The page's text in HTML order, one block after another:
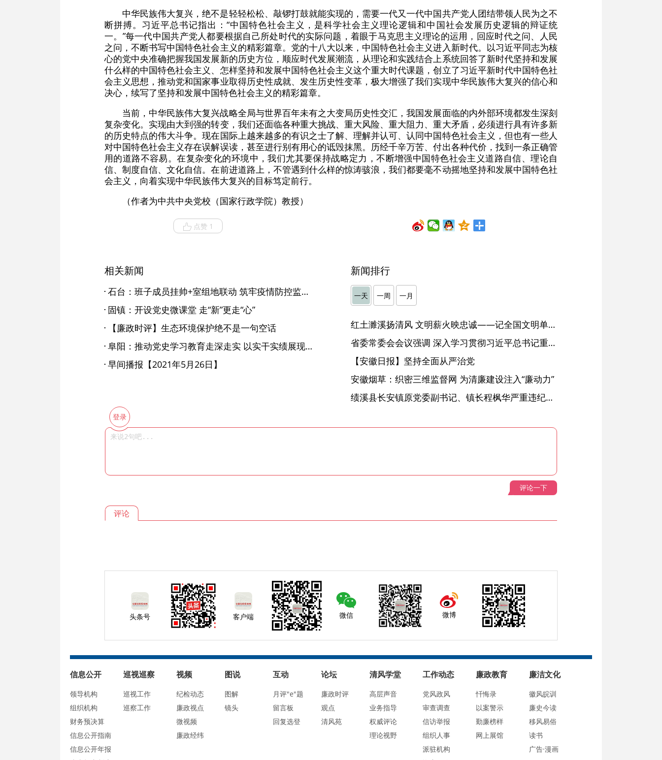
中华民族伟大复兴，绝不是轻轻松松、敲锣打鼓就能实现的，需要一代又一代中国共产党人团结带领人民为之不
断拼搏。习近平总书记指出：“中国特色社会主义，是科学社会主义理论逻辑和中国社会发展历史逻辑的辩证统
一。”每一代中国共产党人都要根据自己所处时代的实际问题，着眼于马克思主义理论的运用，回应时代之问、人民
之问，不断书写中国特色社会主义的精彩篇章。党的十八大以来，中国特色社会主义进入新时代。以习近平同志为核
心的党中央准确把握我国发展新的历史方位，顺应时代发展潮流，从理论和实践结合上系统回答了新时代坚持和发展
什么样的中国特色社会主义、怎样坚持和发展中国特色社会主义这个重大时代课题，创立了习近平新时代中国特色社
会主义思想，推动党和国家事业取得历史性成就、发生历史性变革，极大增强了我们实现中华民族伟大复兴的信心和
决心，续写了坚持和发展中国特色社会主义的精彩篇章。
当前，中华民族伟大复兴战略全局与世界百年未有之大变局历史性交汇，我国发展面临的内外部环境都发生深刻
复杂变化。实现由大到强的转变，我们还面临各种重大挑战、重大风险、重大阻力、重大矛盾，必须进行具有许多新
的历史特点的伟大斗争。现在国际上越来越多的有识之士了解、理解并认可、认同中国特色社会主义，但也有一些人
对中国特色社会主义存在误解误读，甚至进行别有用心的诋毁抹黑。历经千辛万苦、付出各种代价，找到一条正确管
用的道路不容易。在复杂变化的环境中，我们尤其要保持战略定力，不断增强中国特色社会主义道路自信、理论自
信、制度自信、文化自信。在前进道路上，不管遇到什么样的惊涛骇浪，我们都要毫不动摇地坚持和发展中国特色社
会主义，向着实现中华民族伟大复兴的目标笃定前行。
（作者为中共中央党校（国家行政学院）教授）
点赞 1
相关新闻
石台：班子成员挂帅+室组地联动 筑牢疫情防控监督网
固镇：开设党史微课堂 走“新”更走“心”
【廉政时评】生态环境保护绝不是一句空话
阜阳：推动党史学习教育走深走实 以实干实绩展现更大作为
早间播报【2021年5月26日】
新闻排行
一天 一周 一月
红土濉溪扬清风 文明薪火映忠诚——记全国文明单位、安徽省濉溪县纪委监委
省委常委会会议强调 深入学习贯彻习近平总书记重要讲话精神 以高质量党建引领高质量发展 梁言顺主持并讲话
【安徽日报】坚持全面从严治党
安徽烟草：织密三维监督网 为清廉建设注入“廉动力”
绩溪县长安镇原党委副书记、镇长程枫华严重违纪违法被开除党籍和公职
登录
评论一下
评论
头条号 客户端 微信 微博
信息公开
领导机构
组织机构
财务预决算
信息公开指南
信息公开年报
巡视巡察
巡视工作
巡察工作
视频
纪检动态
廉政视点
微视频
廉政经纬
图说
图解
镜头
互动
月评"e"题
留言板
回复选登
论坛
廉政时评
观点
清风苑
清风学堂
高层声音
业务指导
权威评论
理论视野
工作动态
党风政风
审查调查
信访举报
组织人事
派驻机构
廉政教育
忏悔录
以案警示
勤廉榜样
网上展馆
廉洁文化
徽风皖训
廉史今读
移风易俗
读书
广告·漫画